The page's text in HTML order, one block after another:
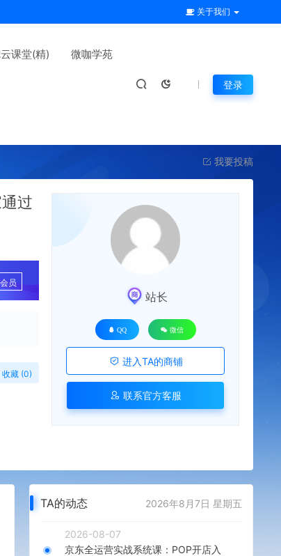
关于我们
课堂(精) 微咖学苑
登录
我要投稿
过
员
收藏 (0)
站长
QQ 微信
进入TA的商铺
联系官方客服
TA的动态 2026年8月7日 星期五
2026-08-07
京东全运营实战系统课：POP开店入